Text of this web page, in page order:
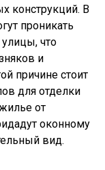
конструкций. В
проникать
что
и
причине стоит
для отделки
от
оконному
вид.